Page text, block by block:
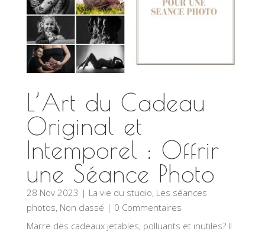
L’Art du Cadeau
Original et
Intemporel : Offrir
une Séance Photo
28 Nov 2023 | La vie du studio, Les séances
photos, Non classé | 0 Commentaires
Marre des cadeaux jetables, polluants et inutiles? Il